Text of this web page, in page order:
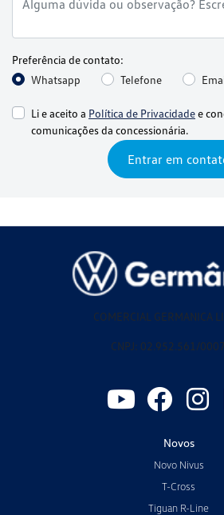
Preferência de contato:
Whatsapp
Telefone
Li e aceito a Política de Privacidadee
comunicações da concessionária.
Entrar em
COMERCIAL GERMANICA
CNPJ: 02.952.561/
Novos
Novo Nivus
T-Cross
Tiguan R-Line